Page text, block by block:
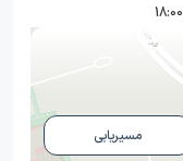
مسیریابی